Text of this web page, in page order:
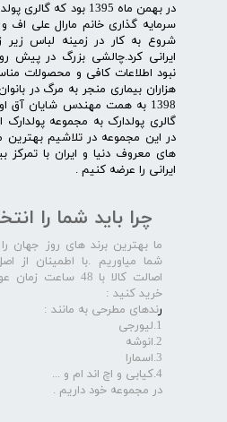
در بهمن ماه 1395 بود که
سرمایه گذاری خانم مارال علی اف
شروع به کار در زمینه لباس زیر
ایرانی کرد.چالشی بزرگ در پیش
نبود اطلاعات کافی و محصولات
هزاران بیماری منجر به مرگ در
1398 به همت مهندس شایان آق
گالری پولدارک به مجموعه پولدارک
در این مجموعه در تلاشیم بهترین
های معروف دنیا و ایران با تمرکز
ایرانی را عرضه کنیم .​​​​​​​
چرا باید شما را
ما بهترین برند های روز جهان
شما میاوریم .با اطمینان از
اصالت کالا با 48
خرید کنید :
رندهای مطرحی به مانند :
1.لیورجی
2.انوشه
3.اسمارا
4.کیابی و اچ اند ام و ...
در مجموعه خود داریم .​​​​​​​